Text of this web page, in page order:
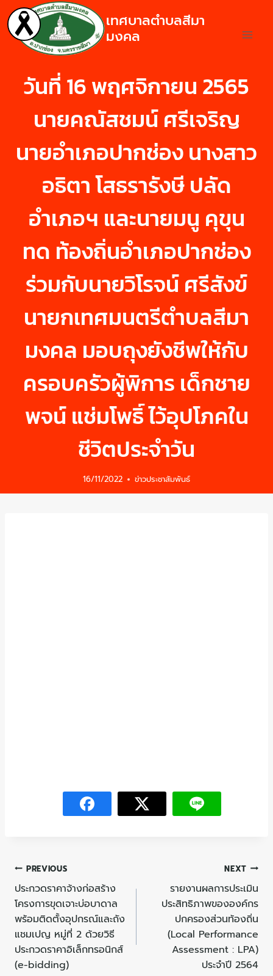
เทศบาลตำบลสีมา
มงคล
วันที่ 16 พฤศจิกายน 2565
นายคณัสชมน์ ศรีเจริญ
นายอำเภอปากช่อง นางสาว
อธิตา โสธรารังษี ปลัด
อำเภอฯ และนายมนู คุขุน
ทด ท้องถิ่นอำเภอปากช่อง
ร่วมกับนายวิโรจน์ ศรีสังข์
นายกเทศมนตรีตำบลสีมา
มงคล มอบถุงยังชีพให้กับ
ครอบครัวผู้พิการ เด็กชาย
พจน์ แช่มโพธิ์ ไว้อุปโภคใน
ชีวิตประจำวัน
16/11/2022 ข่าวประชาสัมพันธ์
PREVIOUS
ประกวดราคาจ้างก่อสร้าง
โครงการขุดเจาะบ่อบาดาล
พร้อมติดตั้งอุปกรณ์และถัง
แชมเปญ หมู่ที่ 2 ด้วยวิธี
ประกวดราคาอิเล็กทรอนิกส์
(e-bidding)
NEXT
รายงานผลการประเมิน
ประสิทธิภาพขององค์กร
ปกครองส่วนท้องถิ่น
(Local Performance
Assessment : LPA)
ประจำปี 2564